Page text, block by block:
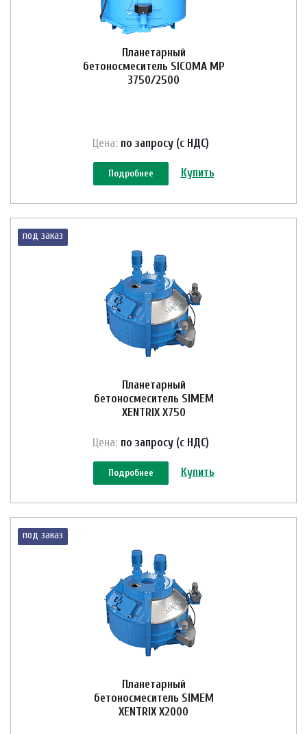
Планетарный
бетоносмеситель SICOMA MP
3750/2500
Цена: по запросу (с НДС)
Подробнее Купить
под заказ
Планетарный
бетоносмеситель SIMEM
XENTRIX X750
Цена: по запросу (с НДС)
Подробнее Купить
под заказ
Планетарный
бетоносмеситель SIMEM
XENTRIX X2000